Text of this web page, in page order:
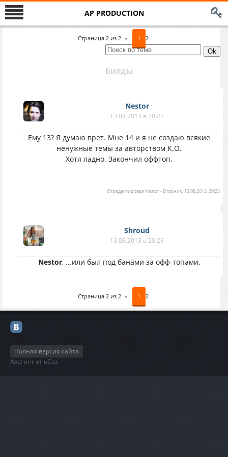
AP PRODUCTION
Страница 2 из 2 « 1 2
Билды
Nestor
13.08.2013 в 20:22
Ему 13? Я думаю врет. Мне 14 и я не создаю всякие
ненужные темы за авторством К.О.
Хотя ладно. Закончил оффтоп.
Отредактировал Nestor- Вторник, 13.08.2013, 20:23
Shroud
13.08.2013 в 20:23
Nestor, ...или был под банами за офф-топами.
Страница 2 из 2 « 1 2
Полная версия сайта
Хостинг от uCoz